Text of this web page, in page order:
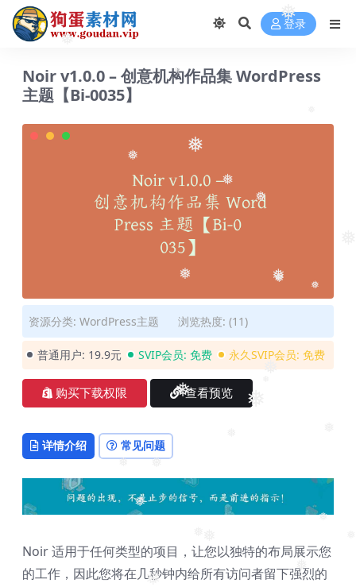
❅
❅
❅
❅
❅
❅
❅
❅
❅
❅
❅
❅
❅
❅
❅
❅
登录
Noir v1.0.0 – 创意机构作品集 WordPress
主题【Bi-0035】
资源分类: WordPress主题 浏览热度: (11)
普通用户: 19.9元 SVIP会员: 免费 永久SVIP会员: 免费
购买下载权限 查看预览
详情介绍 常见问题
Noir 适用于任何类型的项目，让您以独特的布局展示您
的工作，因此您将在几秒钟内给所有访问者留下强烈的